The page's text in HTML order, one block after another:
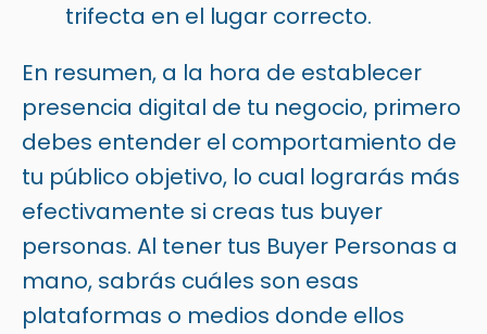
trifecta en el lugar correcto.
En resumen, a la hora de establecer
presencia digital de tu negocio, primero
debes entender el comportamiento de
tu público objetivo, lo cual lograrás más
efectivamente si creas tus buyer
personas. Al tener tus Buyer Personas a
mano, sabrás cuáles son esas
plataformas o medios donde ellos